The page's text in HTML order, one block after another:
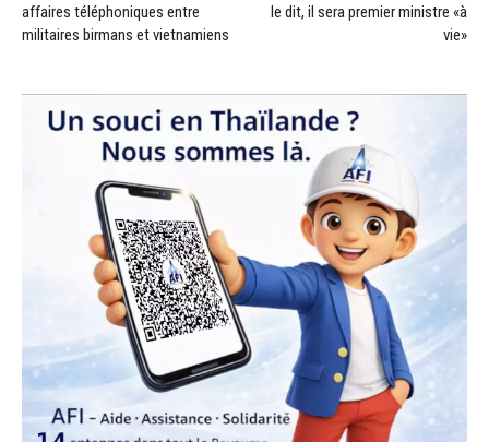
affaires téléphoniques entre
militaires birmans et vietnamiens
le dit, il sera premier ministre «à
vie»